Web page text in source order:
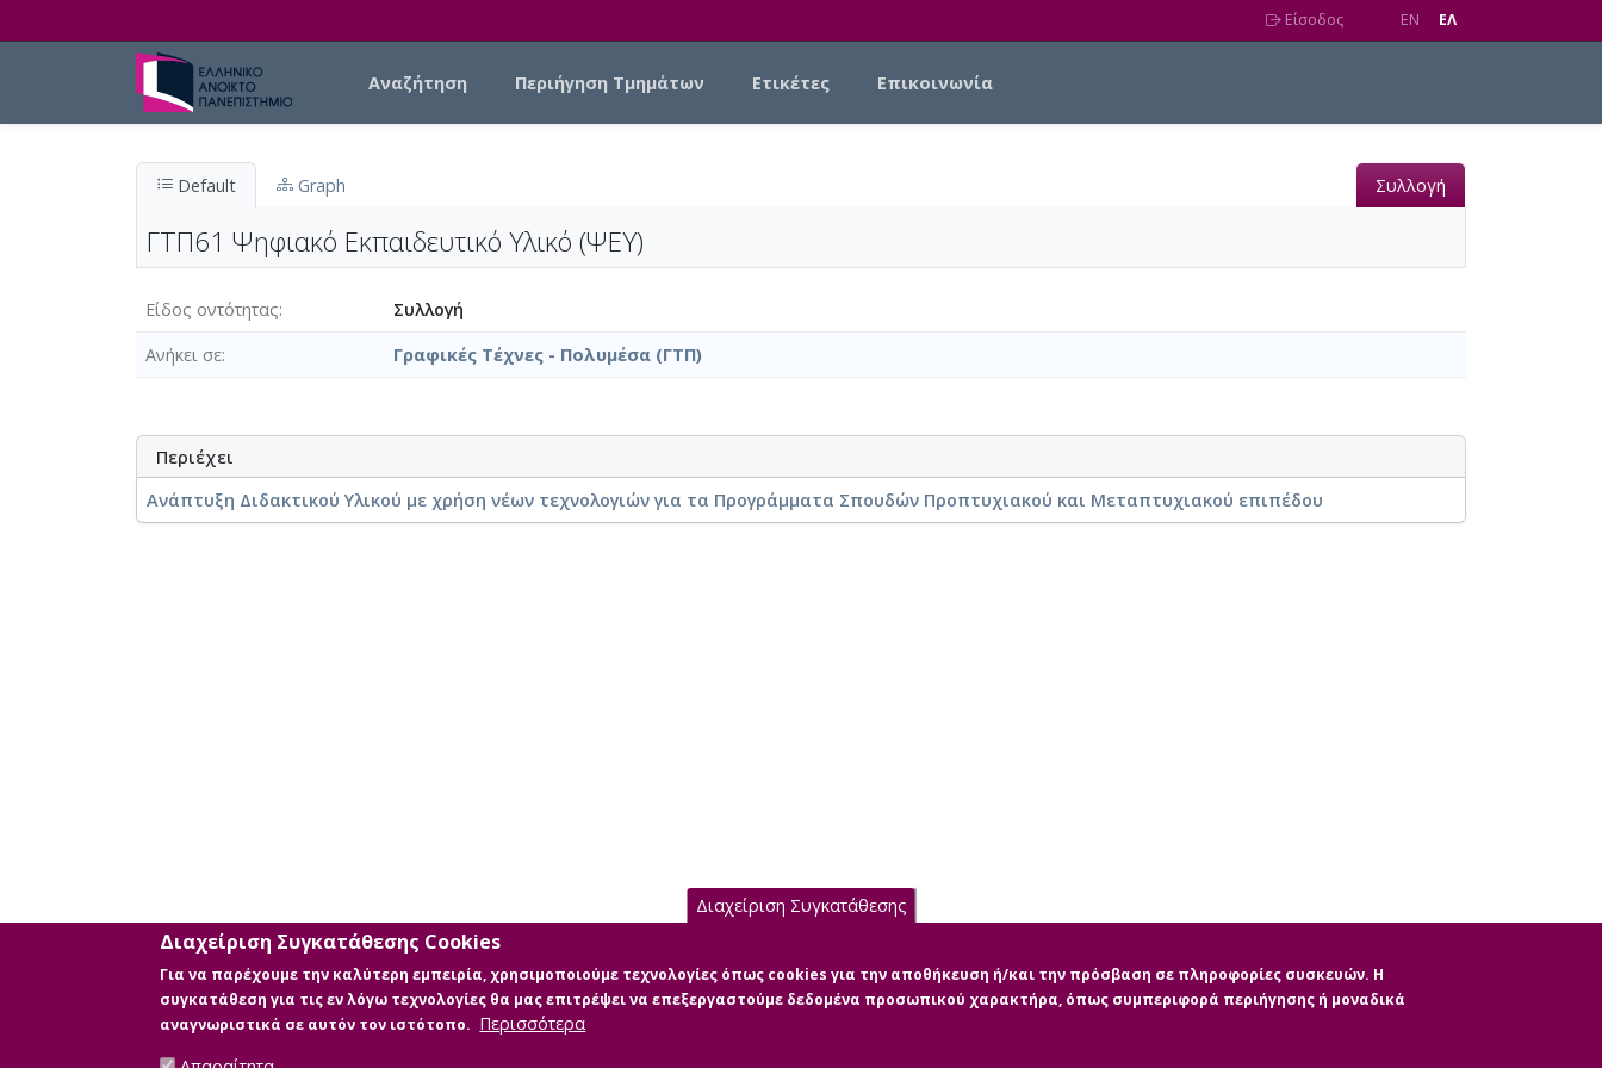
Είσοδος EN EΛ
Αναζήτηση Περιήγηση Τμημάτων Ετικέτες Επικοινωνία
Default Graph Συλλογή
ΓΤΠ61 Ψηφιακό Εκπαιδευτικό Υλικό (ΨΕΥ)
Είδος οντότητας
Συλλογή
Ανήκει σε
Γραφικές Τέχνες - Πολυμέσα (ΓΤΠ)
Περιέχει
Ανάπτυξη Διδακτικού Υλικού με χρήση νέων τεχνολογιών για τα Προγράμματα Σπουδών Προπτυχιακού και Μεταπτυχιακού επιπέδου
Διαχείριση Συγκατάθεσης
Διαχείριση Συγκατάθεσης Cookies
Για να παρέχουμε την καλύτερη εμπειρία, χρησιμοποιούμε τεχνολογίες όπως cookies για την αποθήκευση ή/και την πρόσβαση σε πληροφορίες συσκευών. Η
συγκατάθεση για τις εν λόγω τεχνολογίες θα μας επιτρέψει να επεξεργαστούμε δεδομένα προσωπικού χαρακτήρα, όπως συμπεριφορά περιήγησης ή μοναδικά
αναγνωριστικά σε αυτόν τον ιστότοπο. Περισσότερα